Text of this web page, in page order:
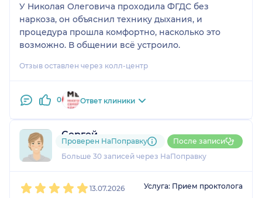
У Николая Олеговича проходила ФГДС без
наркоза, он объяснил технику дыхания, и
процедура прошла комфортно, насколько это
возможно. В общении всё устроило.
Отзыв оставлен через колл-центр
0 Ответ клиники
Сергей
5 отзывов и11 оценок
Больше 30 записей через НаПоправку
Проверен НаПоправку После записи
13.07.2026 Услуга: Прием проктолога